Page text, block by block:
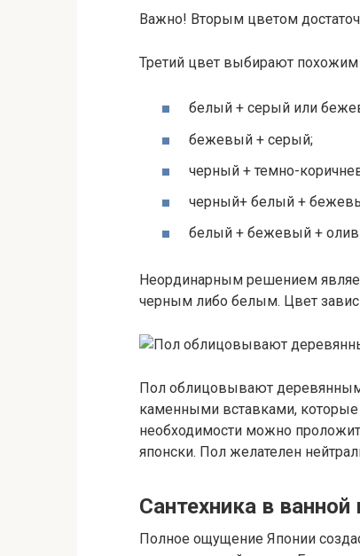
Важно! Вторым цветом
Третий цвет выбирают похожим
белый + серый или
бежевый + серый;
черный + темно-
черный+ белый +
белый + бежевый +
Неординарным решением
черным либо белым. Цвет
Пол облицовывают
каменными вставками,
необходимости можно
японски. Пол желателен
Сантехника в
Полное ощущение Японии